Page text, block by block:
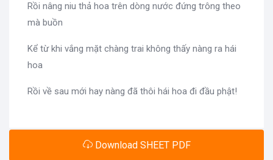
Rồi nâng niu thả hoa trên dòng nước đứng trông theo
mà buồn
Kể từ khi vắng mặt chàng trai không thấy nàng ra hái
hoa
Rồi về sau mới hay nàng đã thôi hái hoa đi đầu phật!
Download SHEET PDF